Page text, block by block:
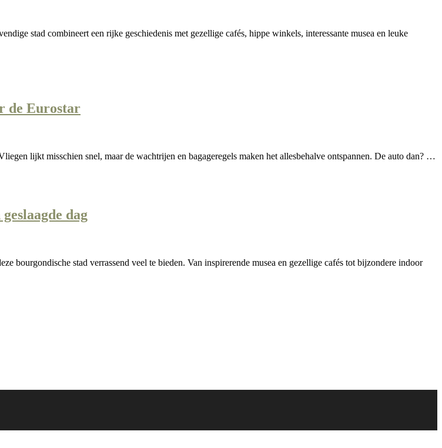
stad combineert een rijke geschiedenis met gezellige cafés, hippe winkels, interessante musea en leuke
de Eurostar
lijkt misschien snel, maar de wachtrijen en bagageregels maken het allesbehalve ontspannen. De auto dan? …
dag
bourgondische stad verrassend veel te bieden. Van inspirerende musea en gezellige cafés tot bijzondere indoor